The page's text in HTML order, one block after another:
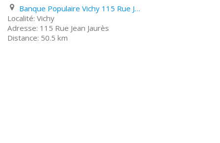
Banque Populaire Vichy 115 Rue Jean Jaurès
Vichy
115 Rue Jean Jaurès
50.5 km